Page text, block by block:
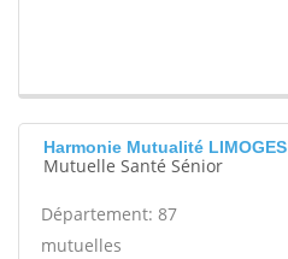
Harmonie Mutualité LIMOGES
Mutuelle Santé Sénior
Département: 87
mutuelles